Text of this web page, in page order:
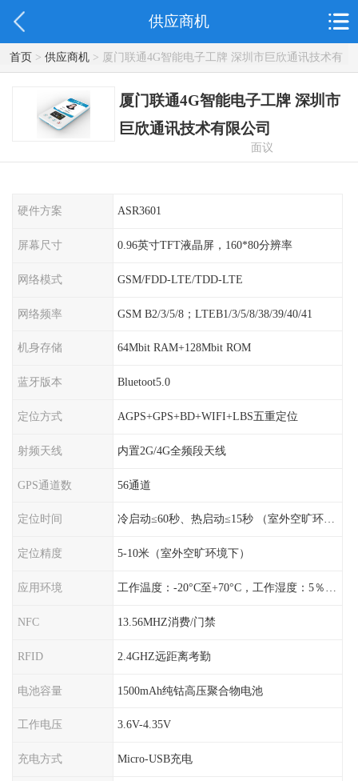
供应商机
首页> 供应商机> 厦门联通4G智能电子工牌 深圳市巨欣通讯技术有
限公司
厦门联通4G智能电子工牌 深圳市
巨欣通讯技术有限公司
面议
硬件方案 ASR3601
屏幕尺寸 0.96英寸TFT液晶屏，160*80分辨率
网络模式 GSM/FDD-LTE/TDD-LTE
网络频率 GSM B2/3/5/8；LTEB1/3/5/8/38/39/40/41
机身存储 64Mbit RAM+128Mbit ROM
蓝牙版本 Bluetoot5.0
定位方式 AGPS+GPS+BD+WIFI+LBS五重定位
射频天线 内置2G/4G全频段天线
GPS通道数 56通道
定位时间 冷启动≤60秒、热启动≤15秒 （室外空旷环境）
定位精度 5-10米（室外空旷环境下）
应用环境
NFC 13.56MHZ消费/门禁
RFID 2.4GHZ远距离考勤
电池容量 1500mAh纯钴高压聚合物电池
工作电压 3.6V-4.35V
充电方式 Micro-USB充电